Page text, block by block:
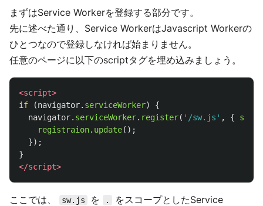
まずはService Workerを登録する部分です。
先に述べた通り、Service WorkerはJavascript Workerの
ひとつなので登録しなければ始まりません。
任意のページに以下のscriptタグを埋め込みましょう。
<script>
if
(navigator. serviceWorker)
{
navigator. serviceWorker. register( ' /sw.js ' , {
scope
registraion. update();
});
}
</script>
ここでは、 sw.js を .
をスコープとしたService